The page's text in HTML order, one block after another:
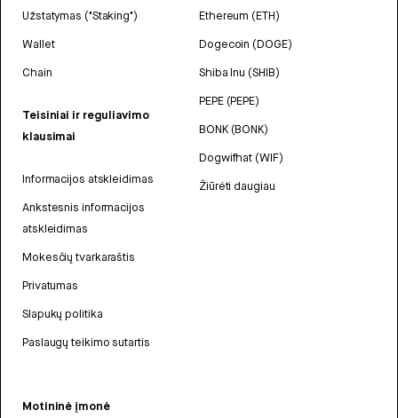
Užstatymas ("Staking")
Wallet
Chain
Teisiniai ir reguliavimo
klausimai
Informacijos atskleidimas
Ankstesnis informacijos
atskleidimas
Mokesčių tvarkaraštis
Privatumas
Slapukų politika
Paslaugų teikimo sutartis
Ethereum (ETH)
Dogecoin (DOGE)
Shiba Inu (SHIB)
PEPE (PEPE)
BONK (BONK)
Dogwifhat (WIF)
Žiūrėti daugiau
Motininė įmonė